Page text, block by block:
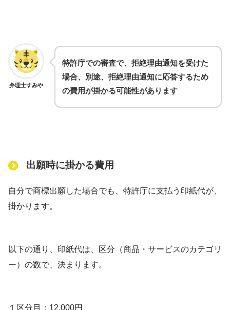
弁理士すみや
特許庁での審査で、拒絶理由通知を受けた
場合、別途、拒絶理由通知に応答するため
の費用が掛かる可能性があります
出願時に掛かる費用
自分で商標出願した場合でも、特許庁に支払う印紙代が、
掛かります。
以下の通り、印紙代は、区分（商品・サービスのカテゴリ
ー）の数で、決まります。
１区分目：12,000円